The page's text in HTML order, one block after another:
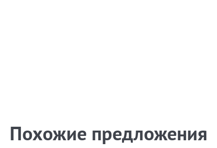
Похожие предложения